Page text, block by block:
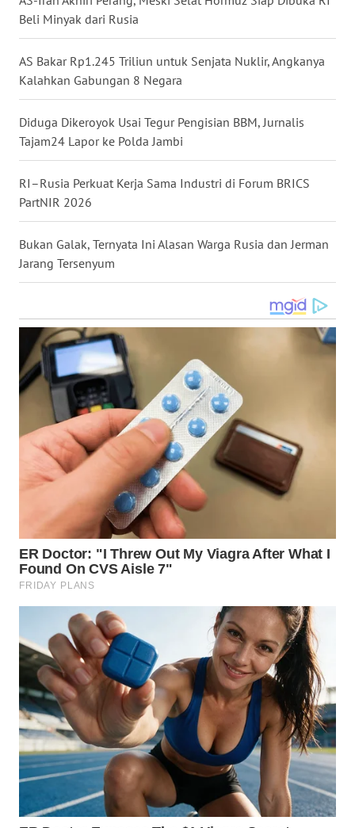
Beli Minyak dari Rusia
AS Bakar Rp1.245 Triliun untuk Senjata Nuklir, Angkanya
Kalahkan Gabungan 8 Negara
Diduga Dikeroyok Usai Tegur Pengisian BBM, Jurnalis
Tajam24 Lapor ke Polda Jambi
RI–Rusia Perkuat Kerja Sama Industri di Forum BRICS
PartNIR 2026
Bukan Galak, Ternyata Ini Alasan Warga Rusia dan Jerman
Jarang Tersenyum
WN
NUSANTARA
WN
WN
WN
KALBAR
KALTENG
WN
KALTARA
WN
KALSEL
WN
KALTIM
WN
SULSEL
WN
GORONTALO
WN
SULUT
WN
MALUKU
WN
MALUT